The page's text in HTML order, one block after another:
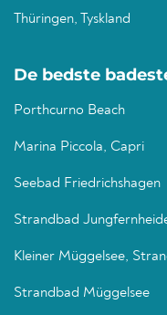
Thüringen, Tyskland
De bedste
Porthcurno Beach
Marina Piccola, Capri
Seebad Friedrichshagen
Strandbad
Kleiner Müggelsee,
Strandbad Müggelsee